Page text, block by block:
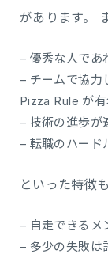
があります。
– 優秀な人であ
– チームで協力
Pizza Rule が有
– 技術の進歩が
– 転職のハード
といった特徴
– 自走できるメ
– 多少の失敗は